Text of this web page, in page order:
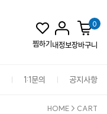
찜하기내정보
0
장바구니
1:1문의 공지사항
HOME > CART